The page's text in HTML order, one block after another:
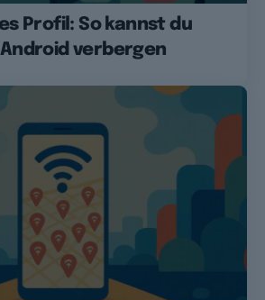
Profil: So kannst du
verbergen